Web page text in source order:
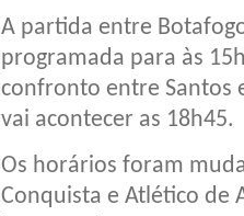
A partida entre
programada para às
confronto entre Santos
vai acontecer as 18h45.
Os horários foram
Conquista e Atlético de